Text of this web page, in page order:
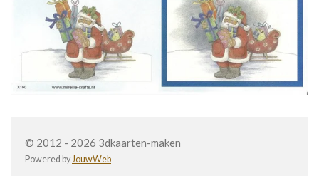
© 2012 - 2026 3dkaarten-maken
Powered by JouwWeb